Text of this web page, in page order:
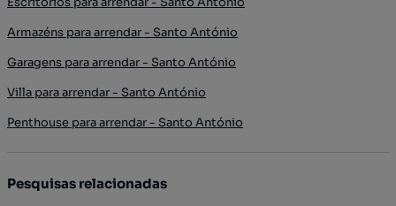
Armazéns para arrendar - Santo António
Garagens para arrendar - Santo António
Villa para arrendar - Santo António
Penthouse para arrendar - Santo António
Pesquisas relacionadas